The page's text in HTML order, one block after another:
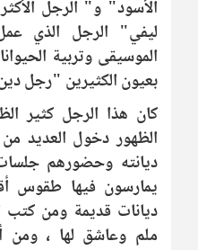
الأسود" و" الرجل
ليفي" الرجل الذي
الموسيقى وتربية
بعيون الكثيرين "رجل
كان هذا الرجل كثير
الظهور دخول العديد
ديانته وحضورهم
يمارسون فيها طقوس
ديانات قديمة ومن كتب
ملم وعاشق لها ، ومن